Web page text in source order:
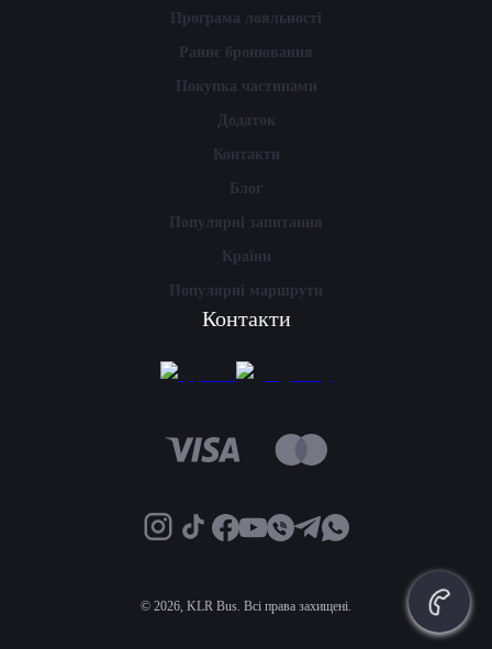
Програма лояльності
Раннє бронювання
Покупка частинами
Додаток
Контакти
Блог
Популярні запитання
Країни
Популярні маршрути
Контакти
© 2026, KLR Bus. Всі права захищені.